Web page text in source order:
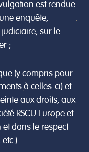
est rendue
enquête,
sur le
;
(y compris pour
à celles-ci) et
aux droits, aux
RSCU Europe et
dans le respect